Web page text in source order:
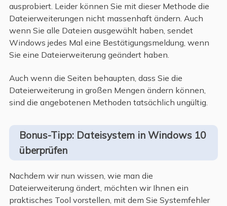
ausprobiert. Leider können Sie mit dieser Methode die
Dateierweiterungen nicht massenhaft ändern. Auch
wenn Sie alle Dateien ausgewählt haben, sendet
Windows jedes Mal eine Bestätigungsmeldung, wenn
Sie eine Dateierweiterung geändert haben.
Auch wenn die Seiten behaupten, dass Sie die
Dateierweiterung in großen Mengen ändern können,
sind die angebotenen Methoden tatsächlich ungültig.
Bonus-Tipp: Dateisystem in Windows 10
überprüfen
Nachdem wir nun wissen, wie man die
Dateierweiterung ändert, möchten wir Ihnen ein
praktisches Tool vorstellen, mit dem Sie Systemfehler